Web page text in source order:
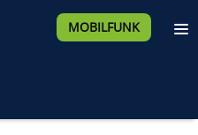
MOBILFUNK